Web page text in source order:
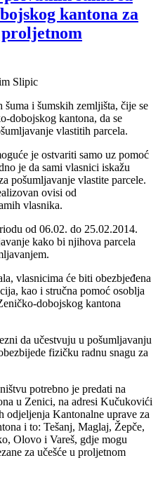
kantona za
proljetnom
Slipic
i šumskih zemljišta, čije se
dobojskog kantona, da se
vlastitih parcela.
je ostvariti samo uz pomoć
je da sami vlasnici iskažu
pošumljavanje vlastite parcele.
ovisi od
vlasnika.
od 06.02. do 25.02.2014.
kako bi njihova parcela
vlasnicima će biti obezbjeđena
kao i stručna pomoć osoblja
dobojskog kantona
da učestvuju u pošumljavanju
fizičku radnu snagu za
potrebno je predati na
u Zenici, na adresi Kučukovići
odjeljenja Kantonalne uprave za
i to: Tešanj, Maglaj, Žepče,
Olovo i Vareš, gdje mogu
za učešće u proljetnom